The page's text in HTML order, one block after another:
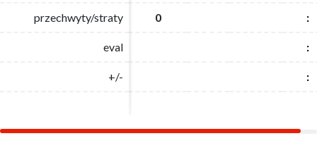
przechwyty/straty 0 :
eval :
+/- :
przechwyty/straty 0 :
eval :
+/- :